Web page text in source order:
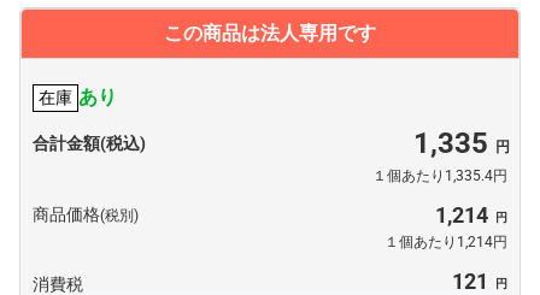
この商品は法人専用です
在庫 あり
合計金額(税込) 1,335
１個あたり1,335.4円
商品価格(税別) 1,214
１個あたり1,214円
消費税 121